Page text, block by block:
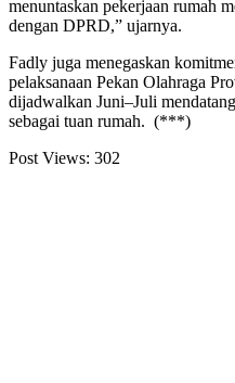
menuntaskan pekerjaan rumah
dengan DPRD,” ujarnya.
Fadly juga menegaskan
pelaksanaan Pekan Olahraga
dijadwalkan Juni–Juli
sebagai tuan rumah. (***)
Post Views: 302